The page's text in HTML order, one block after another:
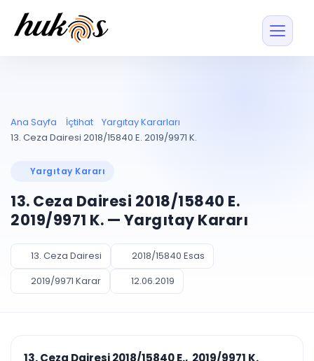
Entegrasyonu
UYAP ile otomatik
UYAP Evrak
Entegrasyonu
UETS Entegrasyonu
Tebligatları anında
Müvekkil ve taraf
Vekalet
PLANLAMA & TAKİP
Pano ve Takip
Duruşma ve görev
takibi
Blog
Ücretsiz Başlayın Giriş Yap
Ana Sayfa İçtihat
Yargıtay Kararları
13. Ceza Dairesi 2018/15840 E. 2019/9971 K.
Yargıtay Kararı
13. Ceza Dairesi 2018/15840 E.
2019/9971 K. — Yargıtay Kararı
13. Ceza Dairesi
2018/15840 Esas
2019/9971 Karar
12.06.2019
13. Ceza Dairesi 2018/15840 E., 2019/9971 K.